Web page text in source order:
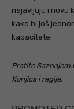
najavljuju i novu
kako bi još
kapacitete.
Pratite
Konjica i regije.